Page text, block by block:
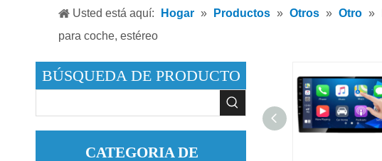
Usted está aquí: Hogar » Productos » Otros » Otro »
para coche, estéreo
BÚSQUEDA DE PRODUCTO
CATEGORIA DE